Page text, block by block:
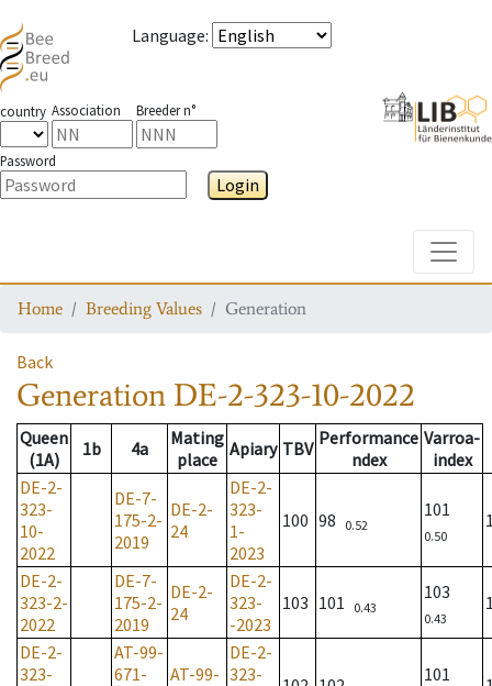
Language:
country Association Breeder n°
Password
Login
Home Breeding Values Generation
Back
Generation DE-2-323-10-2022
Queen
(1A)
1b 4a
Mating
place Apiary TBV Performance
ndex
Varroa-
index
DE-2-
323-
10-
2022
DE-7-
175-2-
2019
DE-2-
24
DE-2-
323-
1-
2023
100 98 0.52
101
0.50
DE-2-
323-2-
2022
DE-7-
175-2-
2019
DE-2-
24
DE-2-
323-
-2023
103 101 0.43
103
0.43
DE-2-
323-
AT-99-
671-
AT-99-
DE-2-
323-
101